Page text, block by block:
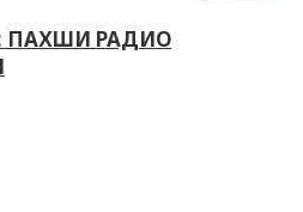
ПАХШИ РАДИО